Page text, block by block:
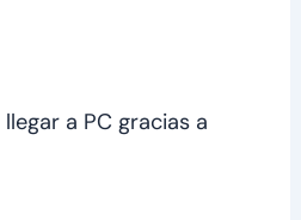
a PC gracias a